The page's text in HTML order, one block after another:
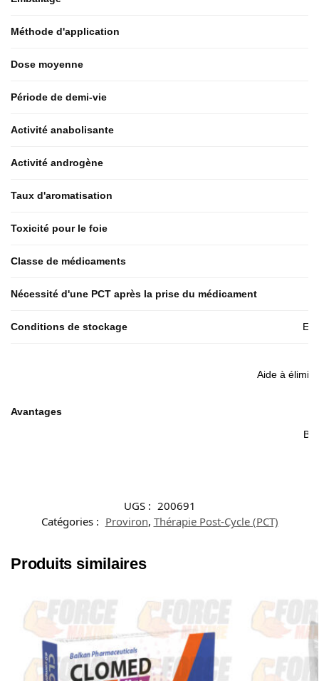
Méthode d'application
Dose moyenne
Période de demi-vie
Activité anabolisante
Activité androgène
Taux d'aromatisation
Toxicité pour le foie
Classe de médicaments
Nécessité d'une PCT après la prise du médicament
Conditions de stockage
Avantages
Aide à
UGS : 200691
Catégories : Proviron, Thérapie Post-Cycle (PCT)
Produits similaires